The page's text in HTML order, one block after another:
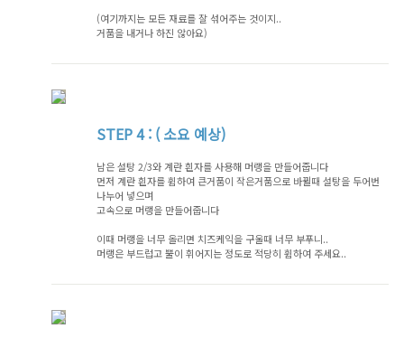
(여기까지는 모든 재료를 잘 섞어주는 것이지..
거품을 내거나 하진 않아요)
STEP4 : ( 소요 예상)
남은 설탕 2/3와 계란 흰자를 사용해 머랭을 만들어줍니다
먼저 계란 흰자를 휩하여 큰거품이 작은거품으로 바뀔때 설탕을 두어번
나누어 넣으며
고속으로 머랭을 만들어줍니다
이때 머랭을 너무 올리면 치즈케익을 구울때 너무 부푸니..
머랭은 부드럽고 뿔이 휘어지는 정도로 적당히 휩하여 주세요..